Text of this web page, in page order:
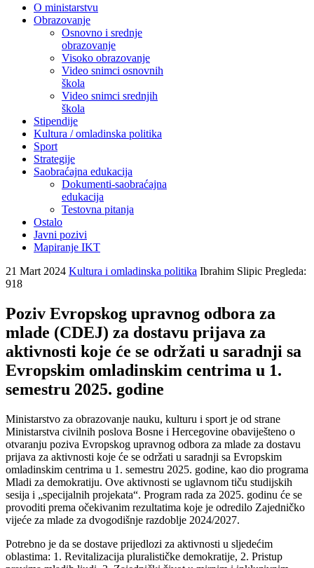
O ministarstvu
Obrazovanje
Osnovno i srednje
obrazovanje
Visoko obrazovanje
Video snimci osnovnih
škola
Video snimci srednjih
škola
Stipendije
Kultura / omladinska politika
Sport
Strategije
Saobraćajna edukacija
Dokumenti-saobraćajna
edukacija
Testovna pitanja
Ostalo
Javni pozivi
Mapiranje IKT
21 Mart 2024 Kultura i omladinska politika Ibrahim Slipic Pregleda:
918
Poziv Evropskog upravnog odbora za
mlade (CDEJ) za dostavu prijava za
aktivnosti koje će se održati u saradnji sa
Evropskim omladinskim centrima u 1.
semestru 2025. godine
Ministarstvo za obrazovanje nauku, kulturu i sport je od strane
Ministarstva civilnih poslova Bosne i Hercegovine obaviješteno o
otvaranju poziva Evropskog upravnog odbora za mlade za dostavu
prijava za aktivnosti koje će se održati u saradnji sa Evropskim
omladinskim centrima u 1. semestru 2025. godine, kao dio programa
Mladi za demokratiju. Ove aktivnosti se uglavnom tiču studijskih
sesija i „specijalnih projekata“. Program rada za 2025. godinu će se
provoditi prema očekivanim rezultatima koje je odredilo Zajedničko
vijeće za mlade za dvogodišnje razdoblje 2024/2027.
Potrebno je da se dostave prijedlozi za aktivnosti u sljedećim
oblastima: 1. Revitalizacija pluralističke demokratije, 2. Pristup